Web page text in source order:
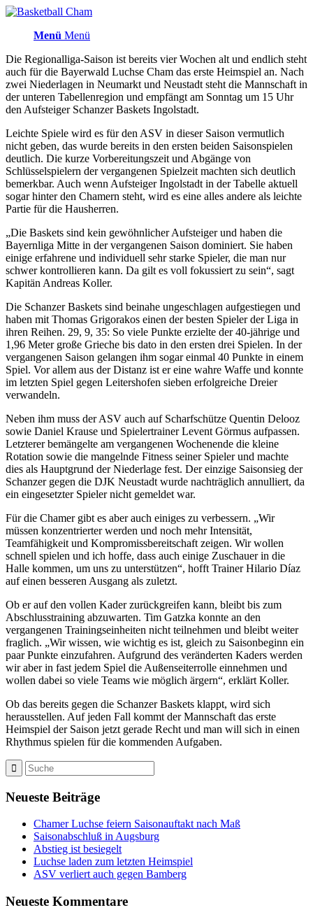
Menü Menü
Die Regionalliga-Saison ist bereits vier Wochen alt und endlich steht
auch für die Bayerwald Luchse Cham das erste Heimspiel an. Nach
zwei Niederlagen in Neumarkt und Neustadt steht die Mannschaft in
der unteren Tabellenregion und empfängt am Sonntag um 15 Uhr
den Aufsteiger Schanzer Baskets Ingolstadt.
Leichte Spiele wird es für den ASV in dieser Saison vermutlich
nicht geben, das wurde bereits in den ersten beiden Saisonspielen
deutlich. Die kurze Vorbereitungszeit und Abgänge von
Schlüsselspielern der vergangenen Spielzeit machten sich deutlich
bemerkbar. Auch wenn Aufsteiger Ingolstadt in der Tabelle aktuell
sogar hinter den Chamern steht, wird es eine alles andere als leichte
Partie für die Hausherren.
„Die Baskets sind kein gewöhnlicher Aufsteiger und haben die
Bayernliga Mitte in der vergangenen Saison dominiert. Sie haben
einige erfahrene und individuell sehr starke Spieler, die man nur
schwer kontrollieren kann. Da gilt es voll fokussiert zu sein“, sagt
Kapitän Andreas Koller.
Die Schanzer Baskets sind beinahe ungeschlagen aufgestiegen und
haben mit Thomas Grigorakos einen der besten Spieler der Liga in
ihren Reihen. 29, 9, 35: So viele Punkte erzielte der 40-jährige und
1,96 Meter große Grieche bis dato in den ersten drei Spielen. In der
vergangenen Saison gelangen ihm sogar einmal 40 Punkte in einem
Spiel. Vor allem aus der Distanz ist er eine wahre Waffe und konnte
im letzten Spiel gegen Leitershofen sieben erfolgreiche Dreier
verwandeln.
Neben ihm muss der ASV auch auf Scharfschütze Quentin Delooz
sowie Daniel Krause und Spielertrainer Levent Görmus aufpassen.
Letzterer bemängelte am vergangenen Wochenende die kleine
Rotation sowie die mangelnde Fitness seiner Spieler und machte
dies als Hauptgrund der Niederlage fest. Der einzige Saisonsieg der
Schanzer gegen die DJK Neustadt wurde nachträglich annulliert, da
ein eingesetzter Spieler nicht gemeldet war.
Für die Chamer gibt es aber auch einiges zu verbessern. „Wir
müssen konzentrierter werden und noch mehr Intensität,
Teamfähigkeit und Kompromissbereitschaft zeigen. Wir wollen
schnell spielen und ich hoffe, dass auch einige Zuschauer in die
Halle kommen, um uns zu unterstützen“, hofft Trainer Hilario Díaz
auf einen besseren Ausgang als zuletzt.
Ob er auf den vollen Kader zurückgreifen kann, bleibt bis zum
Abschlusstraining abzuwarten. Tim Gatzka konnte an den
vergangenen Trainingseinheiten nicht teilnehmen und bleibt weiter
fraglich. „Wir wissen, wie wichtig es ist, gleich zu Saisonbeginn ein
paar Punkte einzufahren. Aufgrund des veränderten Kaders werden
wir aber in fast jedem Spiel die Außenseiterrolle einnehmen und
wollen dabei so viele Teams wie möglich ärgern“, erklärt Koller.
Ob das bereits gegen die Schanzer Baskets klappt, wird sich
herausstellen. Auf jeden Fall kommt der Mannschaft das erste
Heimspiel der Saison jetzt gerade Recht und man will sich in einen
Rhythmus spielen für die kommenden Aufgaben.
Neueste Beiträge
Chamer Luchse feiern Saisonauftakt nach Maß
Saisonabschluß in Augsburg
Abstieg ist besiegelt
Luchse laden zum letzten Heimspiel
ASV verliert auch gegen Bamberg
Neueste Kommentare